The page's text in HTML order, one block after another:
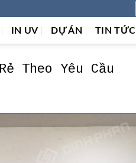
IN UV DỰ ÁN TIN TỨC
Theo Yêu Cầu